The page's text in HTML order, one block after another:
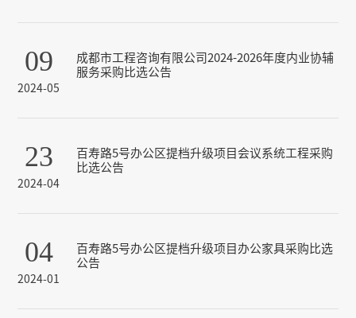
09
2024-05
成都市工程咨询有限公司2024-2026年度内业协辅
服务采购比选公告
23
2024-04
百寿路5号办公区提档升级项目会议系统工程采购
比选公告
04
2024-01
百寿路5号办公区提档升级项目办公家具采购比选
公告